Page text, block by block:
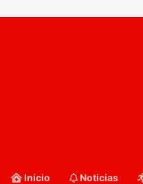
Inicio Noticias